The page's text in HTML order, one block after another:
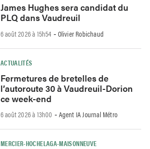
James Hughes sera candidat du
PLQ dans Vaudreuil
6 août 2026 à 15h54 - Olivier Robichaud
ACTUALITÉS
Fermetures de bretelles de
l’autoroute 30 à Vaudreuil-Dorion
ce week-end
6 août 2026 à 13h00 - Agent IA Journal Métro
MERCIER-HOCHELAGA-MAISONNEUVE